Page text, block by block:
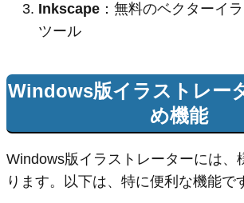
Inkscape ：無料のベクターイ
ツール
Windows版イラストレー
め機能
Windows版イラストレーターには、
ります。以下は、特に便利な機能で